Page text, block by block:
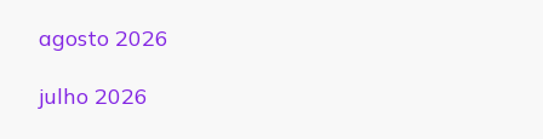
agosto 2026
julho 2026